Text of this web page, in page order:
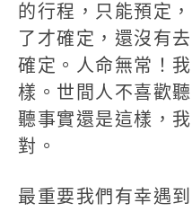
的行程，只能預定
了才確定，還沒有
確定。人命無常！
樣。世間人不喜歡
聽事實還是這樣，
對。
最重要我們有幸遇